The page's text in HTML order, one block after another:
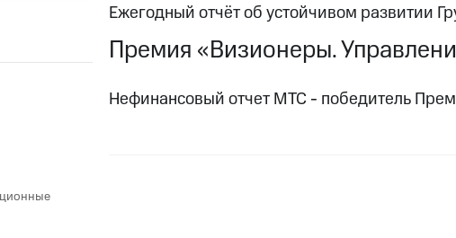
Ежегодный отчёт об устойчивом развитии
Премия «Визионеры.
Нефинансовый отчет МТС - победитель